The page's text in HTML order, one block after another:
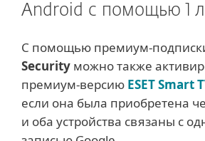
Android с помощью 1
С помощью премиум-
Security можно также
премиум-версию ESET Smart
если она была приобретена
и оба устройства связаны с